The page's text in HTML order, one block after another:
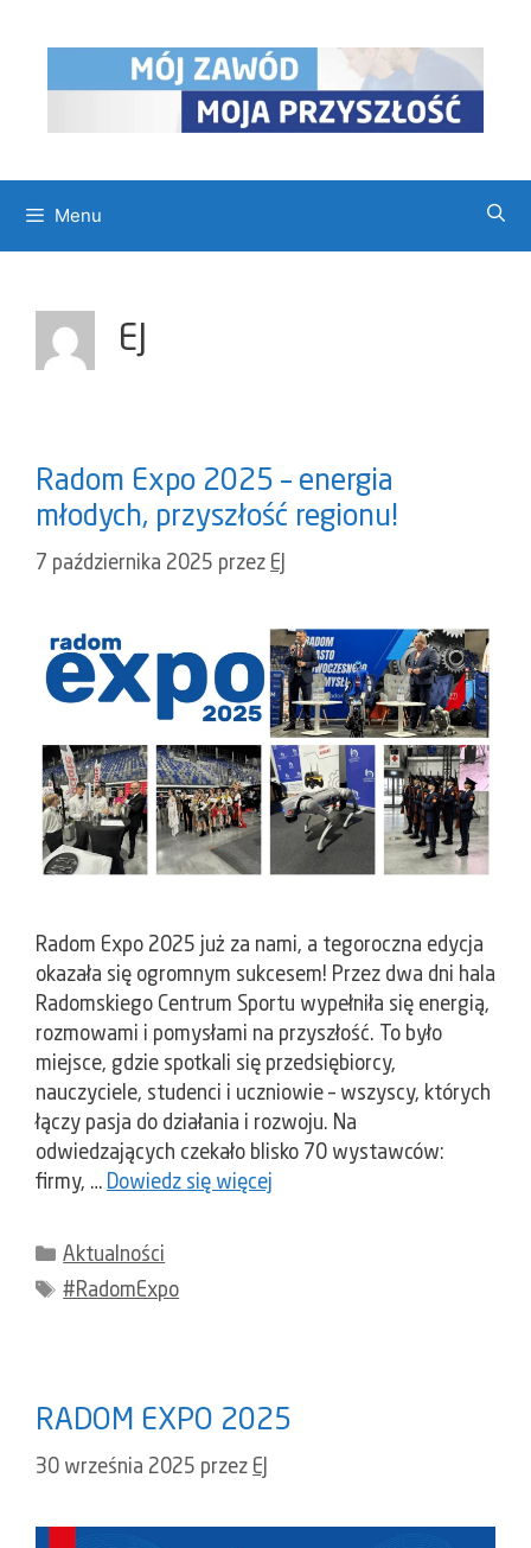
Menu
EJ
Radom Expo 2025 – energia
młodych, przyszłość regionu!
7 października 2025 przez EJ
Radom Expo 2025 już za nami, a tegoroczna edycja
okazała się ogromnym sukcesem! Przez dwa dni hala
Radomskiego Centrum Sportu wypełniła się energią,
rozmowami i pomysłami na przyszłość. To było
miejsce, gdzie spotkali się przedsiębiorcy,
nauczyciele, studenci i uczniowie – wszyscy, których
łączy pasja do działania i rozwoju. Na
odwiedzających czekało blisko 70 wystawców:
firmy, … Dowiedz się więcej
Kategorie
Aktualności
Tagi
#RadomExpo
RADOM EXPO 2025
30 września 2025 przez EJ